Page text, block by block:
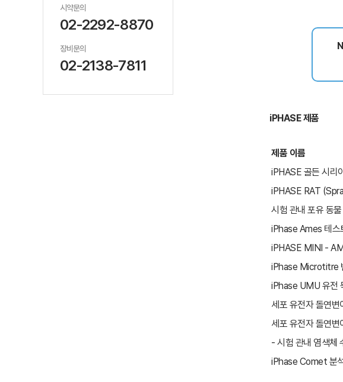
시약문의
02-2292-8870
장비문의
02-2138-7811
iPHASE 제품
제품 이름
iPHASE 골든 시리
iPHASE RAT
시험 관내 포유 동물
iPhase Ames 테스
iPHASE MINI -
iPhase Microtitre
iPhase UMU 유전
세포 유전자돌연변
세포 유전자돌연변
-시험 관내 염색체
iPhase Comet 분